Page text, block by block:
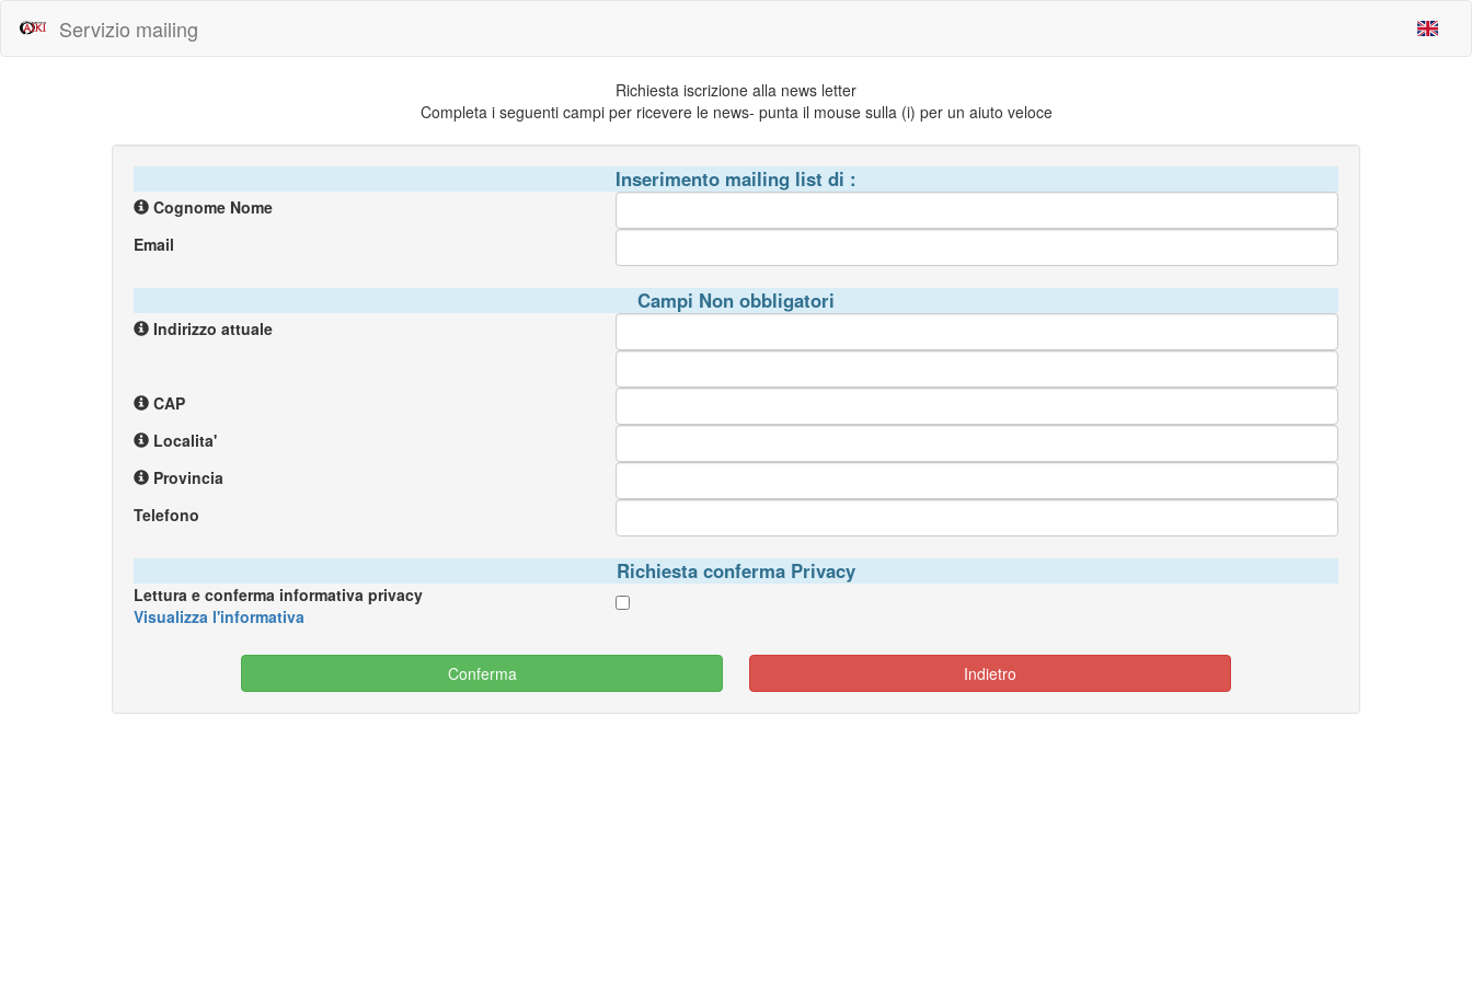
Servizio mailing
Richiesta iscrizione alla news letter
Completa i seguenti campi per ricevere le news- punta il mouse sulla (i) per un aiuto veloce
Inserimento mailing list di :
Cognome Nome
Email
Campi Non obbligatori
Indirizzo attuale
CAP
Localita'
Provincia
Telefono
Richiesta conferma Privacy
Lettura e conferma informativa privacy
Visualizza l'informativa